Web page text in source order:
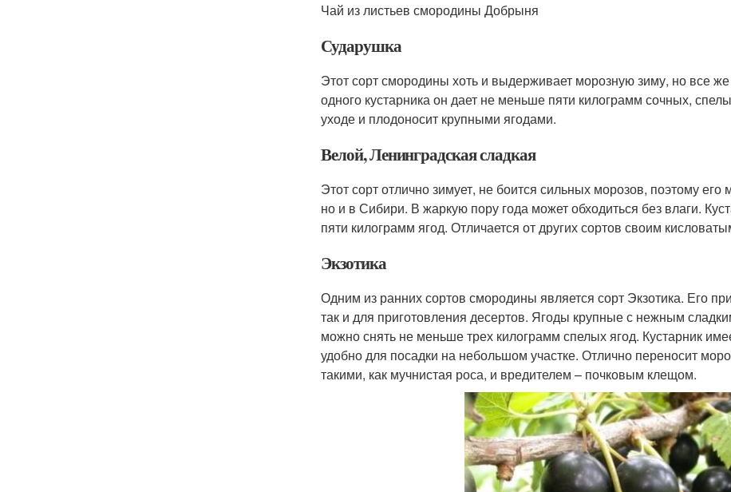
Чай из листьев смородины Добрыня
Сударушка
Этот сорт смородины хоть и выдерживает морозную зиму, но все
одного кустарника он дает не меньше пяти килограмм сочных,
уходе и плодоносит крупными ягодами.
Велой, Ленинградская сладкая
Этот сорт отлично зимует, не боится сильных морозов, поэтому
но и в Сибири. В жаркую пору года может обходиться без влаги.
пяти килограмм ягод. Отличается от других сортов своим
Экзотика
Одним из ранних сортов смородины является сорт Экзотика. Его
так и для приготовления десертов. Ягоды крупные с нежным
можно снять не меньше трех килограмм спелых ягод. Кустарник
удобно для посадки на небольшом участке. Отлично переносит
такими, как мучнистая роса, и вредителем – почковым клещом.